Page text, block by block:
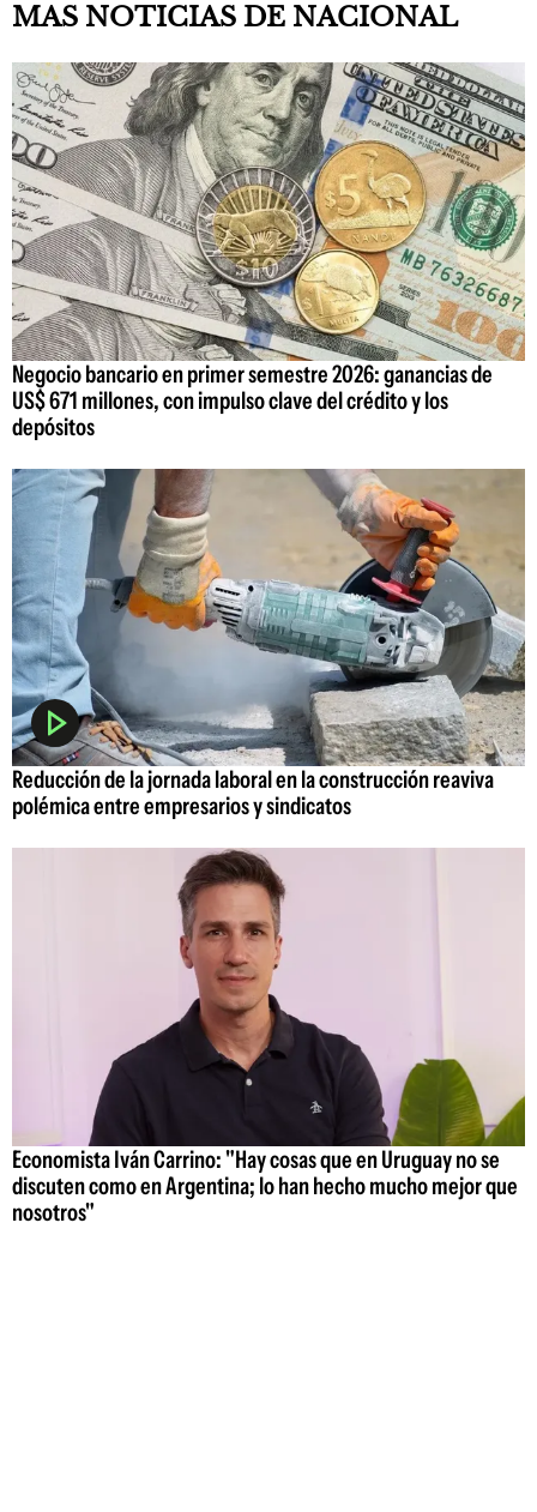
MAS NOTICIAS DE NACIONAL
Negocio bancario en primer semestre 2026: ganancias de
US$ 671 millones, con impulso clave del crédito y los
depósitos
Reducción de la jornada laboral en la construcción reaviva
polémica entre empresarios y sindicatos
Economista Iván Carrino: "Hay cosas que en Uruguay no se
discuten como en Argentina; lo han hecho mucho mejor que
nosotros"